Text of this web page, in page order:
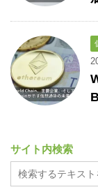
サイト内検索